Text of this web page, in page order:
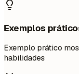
Exemplos
Exemplo prático
habilidades